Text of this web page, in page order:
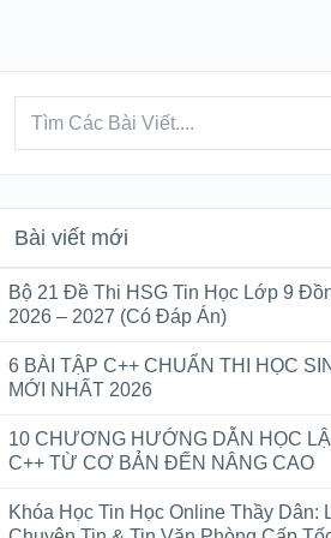
Bài viết mới
Bộ 21 Đề Thi HSG Tin Học Lớp 9
2026 – 2027 (Có Đáp Án)
6 BÀI TẬP C++ CHUẨN THI HỌC
MỚI NHẤT 2026
10 CHƯƠNG HƯỚNG DẪN HỌC
C++ TỪ CƠ BẢN ĐẾN NÂNG CAO
Khóa Học Tin Học Online Thầy Dân: